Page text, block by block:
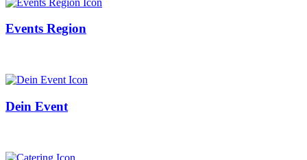
Events Region
Dein Event